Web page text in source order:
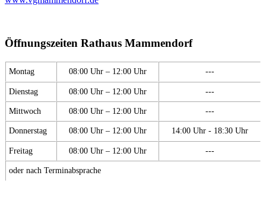
Öffnungszeiten Rathaus Mammendorf
Montag 08:00 Uhr – 12:00 Uhr ---
Dienstag 08:00 Uhr – 12:00 Uhr ---
Mittwoch 08:00 Uhr – 12:00 Uhr ---
Donnerstag 08:00 Uhr – 12:00 Uhr 14:00 Uhr - 18:30 Uhr
Freitag 08:00 Uhr – 12:00 Uhr ---
oder nach Terminabsprache